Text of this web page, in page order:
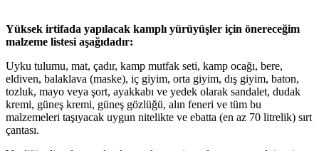
Yüksek irtifada yapılacak kamplı yürüyüşler için önereceğim
malzeme listesi aşağıdadır:
Uyku tulumu, mat, çadır, kamp mutfak seti, kamp ocağı, bere,
eldiven, balaklava (maske), iç giyim, orta giyim, dış giyim, baton,
tozluk, mayo veya şort, ayakkabı ve yedek olarak sandalet, dudak
kremi, güneş kremi, güneş gözlüğü, alın feneri ve tüm bu
malzemeleri taşıyacak uygun nitelikte ve ebatta (en az 70 litrelik) sırt
çantası.